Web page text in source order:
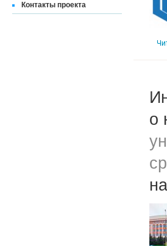
Контакты проекта
о